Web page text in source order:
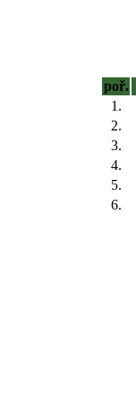
poř.
1.
2.
3.
4.
5.
6.